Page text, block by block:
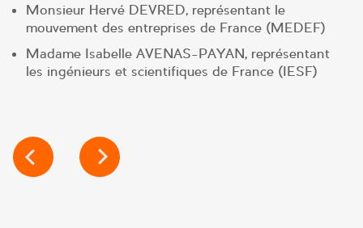
Monsieur Hervé DEVRED, représentant le
mouvement des entreprises de France (MEDEF)
Madame Isabelle AVENAS-PAYAN, représentant
les ingénieurs et scientifiques de France (IESF)
NAVIGATION
DE